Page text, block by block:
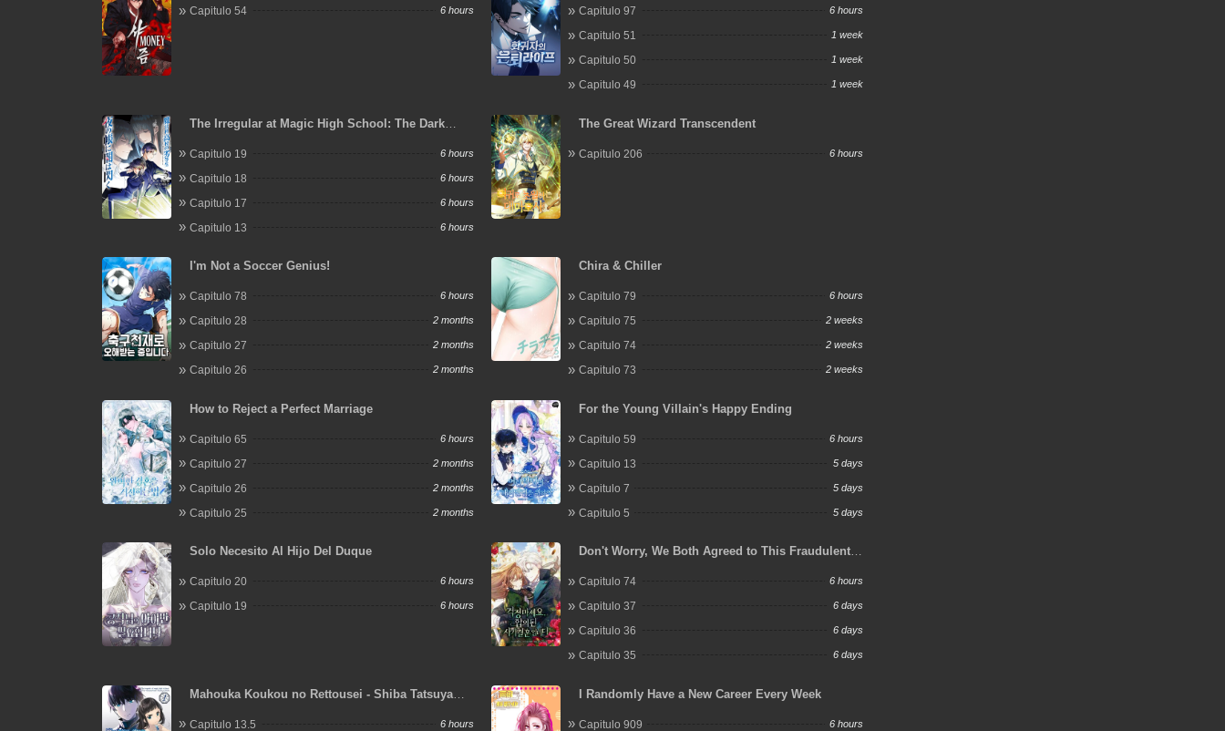
Capitulo 54 6 hours Capitulo 97 6 hours
Capitulo 51 1 week
Capitulo 50 1 week
Capitulo 49 1 week
The Irregular at Magic High School: The Dark
Capitulo 19 6 hours
Capitulo 18 6 hours
Capitulo 17 6 hours
Capitulo 13 6 hours
The Great Wizard Transcendent
Capitulo 206 6 hours
I'm Not a Soccer Genius!
Capitulo 78 6 hours
Capitulo 28 2 months
Capitulo 27 2 months
Capitulo 26 2 months
Chira & Chiller
Capitulo 79 6 hours
Capitulo 75 2 weeks
Capitulo 74 2 weeks
Capitulo 73 2 weeks
How to Reject a Perfect Marriage
Capitulo 65 6 hours
Capitulo 27 2 months
Capitulo 26 2 months
Capitulo 25 2 months
For the Young Villain's Happy Ending
Capitulo 59 6 hours
Capitulo 13 5 days
Capitulo 7 5 days
Capitulo 5 5 days
Solo Necesito Al Hijo Del Duque
Capitulo 20 6 hours
Capitulo 19 6 hours
Don't Worry, We Both Agreed to This Fraudulent
Capitulo 74 6 hours
Capitulo 37 6 days
Capitulo 36 6 days
Capitulo 35 6 days
Mahouka Koukou no Rettousei - Shiba Tatsuya
Capitulo 13.5 6 hours
I Randomly Have a New Career Every Week
Capitulo 909 6 hours